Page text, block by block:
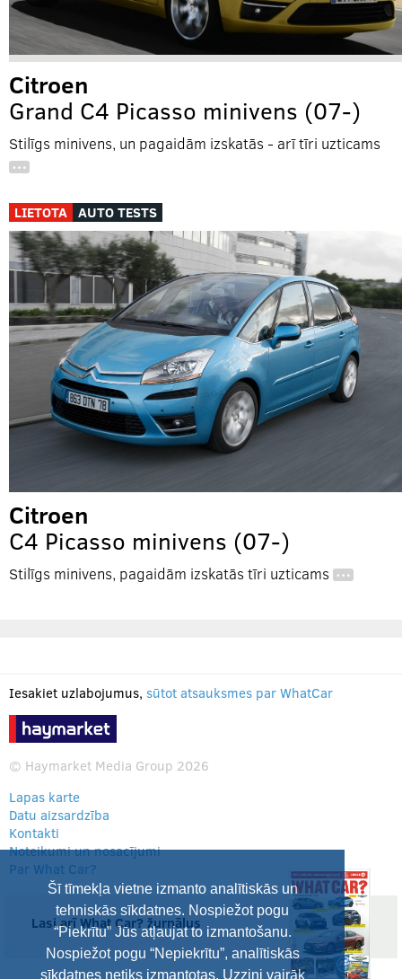
Šī tīmekļa vietne izmanto analītiskās un
tehniskās sīkdatnes. Nospiežot pogu
“Piekrītu” Jūs atļaujat to izmantošanu.
Nospiežot pogu “Nepiekrītu”, analītiskās
sīkdatnes netiks izmantotas. Uzzini vairāk
Citroen
Grand C4 Picasso minivens (07-)
Stilīgs minivens, un pagaidām izskatās - arī tīri uzticams
…
LIETOTA AUTO TESTS
Citroen
C4 Picasso minivens (07-)
Stilīgs minivens, pagaidām izskatās tīri uzticams …
Iesakiet uzlabojumus, sūtot atsauksmes par WhatCar
© Haymarket Media Group 2026
Lapas karte
Datu aizsardzība
Kontakti
Noteikumi un nosacījumi
Par What Car?
Lasi arī What Car? žurnālus